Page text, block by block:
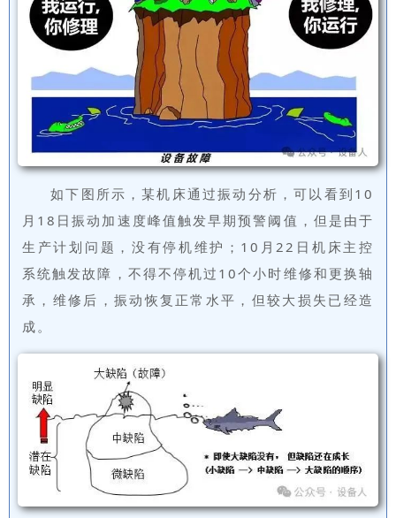
如下图所示，某机床通过振动分析，可以看到10
月18日振动加速度峰值触发早期预警阈值，但是由于
生产计划问题，没有停机维护；10月22日机床主控
系统触发故障，不得不停机过10个小时维修和更换轴
承，维修后，振动恢复正常水平，但较大损失已经造
成。